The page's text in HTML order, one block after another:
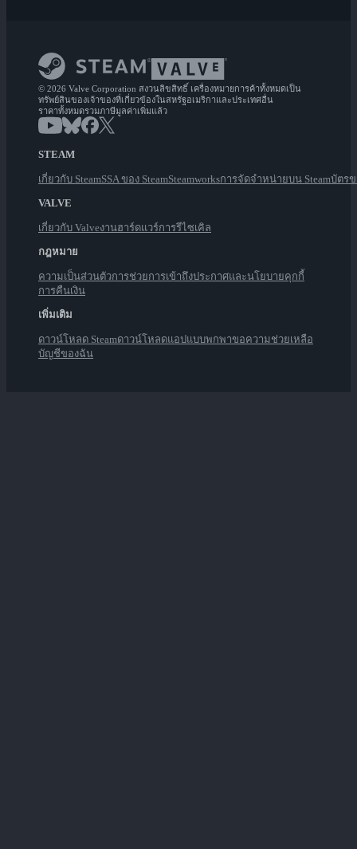
© 2026 Valve Corporation สงวนลิขสิทธิ์ เครื่องหมายการค้าทั้งหมดเป็น
ทรัพย์สินของเจ้าของที่เกี่ยวข้องในสหรัฐอเมริกาและประเทศอื่น
ราคาทั้งหมดรวมภาษีมูลค่าเพิ่มแล้ว
STEAM
เกี่ยวกับ SteamSSA ของ SteamSteamworksการจัดจำหน่ายบน Steamบัตร
VALVE
เกี่ยวกับ Valveงานฮาร์ดแวร์การรีไซเคิล
กฎหมาย
ความเป็นส่วนตัวการช่วยการเข้าถึงประกาศและนโยบายคุกกี้
การคืนเงิน
เพิ่มเติม
ดาวน์โหลด Steamดาวน์โหลดแอปแบบพกพาขอความช่วยเหลือ
บัญชีของฉัน